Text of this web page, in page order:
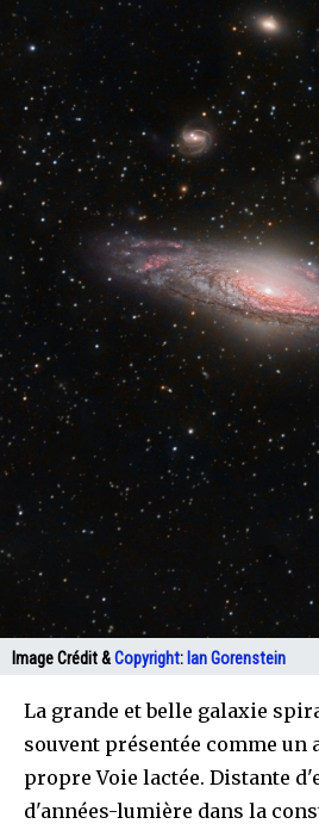
Image Crédit &Copyright: Ian Gorenstein
La grande et belle galaxie
souvent présentée comme un
propre Voie lactée. Distante
d'années-lumière dans la